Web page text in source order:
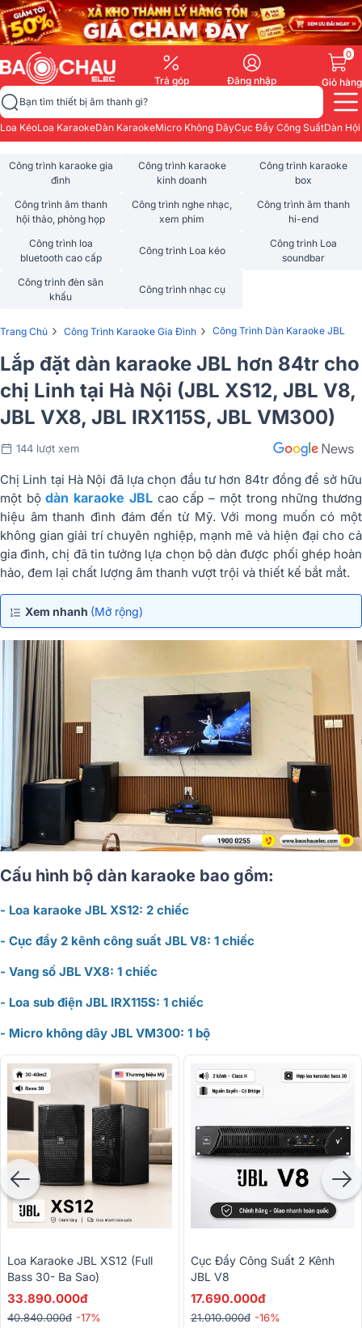
Trả góp Đăng nhập
0
Giỏ hàng
Bạn tìm thiết bị âm thanh gì?
Loa KéoLoa KaraokeDàn KaraokeMicro Không DâyCục Đẩy Công SuấtDàn
Công trình karaoke gia
đình
Công trình karaoke
kinh doanh
Công trình karaoke
box
Công trình âm thanh
hội thảo, phòng họp
Công trình nghe nhạc,
xem phim
Công trình âm thanh
hi-end
Công trình loa
bluetooth cao cấp
Công trình Loa kéo
Công trình Loa
soundbar
Công trình đèn sân
khấu
Công trình nhạc cụ
Trang Chủ › Công Trình Karaoke Gia Đình › Công Trình Dàn Karaoke JBL
Lắp đặt dàn karaoke JBL hơn 84tr cho
chị Linh tại Hà Nội (JBL XS12, JBL V8,
JBL VX8, JBL IRX115S, JBL VM300)
144 lượt xem
Chị Linh tại Hà Nội đã lựa chọn đầu tư hơn 84tr đồng để sở hữu
một bộdàn karaoke JBLcao cấp – một trong những thương
hiệu âm thanh đình đám đến từ Mỹ. Với mong muốn có một
không gian giải trí chuyên nghiệp, mạnh mẽ và hiện đại cho cả
gia đình, chị đã tin tưởng lựa chọn bộ dàn được phối ghép hoàn
hảo, đem lại chất lượng âm thanh vượt trội và thiết kế bắt mắt.
Xem nhanh (Mở rộng)
Cấu hình bộ dàn karaoke bao gồm:
- Loa karaoke JBL XS12: 2 chiếc
- Cục đẩy 2 kênh công suất JBL V8: 1 chiếc
- Vang số JBL VX8: 1 chiếc
- Loa sub điện JBL IRX115S: 1 chiếc
- Micro không dây JBL VM300: 1 bộ
Loa Karaoke JBL XS12 (Full
Bass 30- Ba Sao)
33.890.000đ
40.840.000đ -17%
Cục Đẩy Công Suất 2 Kênh
JBL V8
17.690.000đ
21.010.000đ -16%